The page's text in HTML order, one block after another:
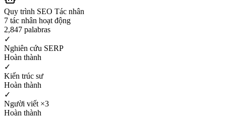
Quy trình SEO Tác nhân
7 tác nhân hoạt động
2,847 palabras
✓
Nghiên cứu SERP
Hoàn thành
✓
Kiến trúc sư
Hoàn thành
✓
Người viết ×3
Hoàn thành